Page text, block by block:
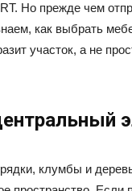
Но прежде чем
как выбрать
участок, а не
клумбы и